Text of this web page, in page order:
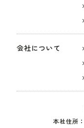
会社について
本社住所：